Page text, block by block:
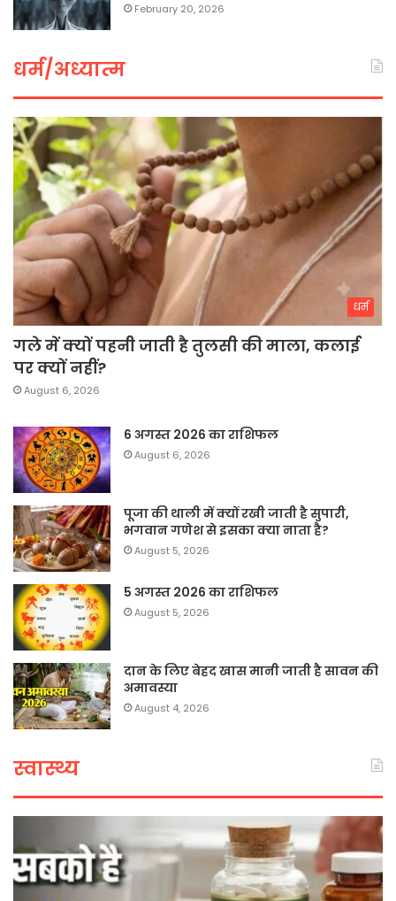
February 20, 2026
धर्म/अध्यात्म
धर्म
गले में क्यों पहनी जाती है तुलसी की माला, कलाई
पर क्यों नहीं?
August 6, 2026
6 अगस्त 2026 का राशिफल
August 6, 2026
पूजा की थाली में क्यों रखी जाती है सुपारी,
भगवान गणेश से इसका क्या नाता है?
August 5, 2026
5 अगस्त 2026 का राशिफल
August 5, 2026
दान के लिए बेहद खास मानी जाती है सावन की
अमावस्या
August 4, 2026
स्वास्थ्य